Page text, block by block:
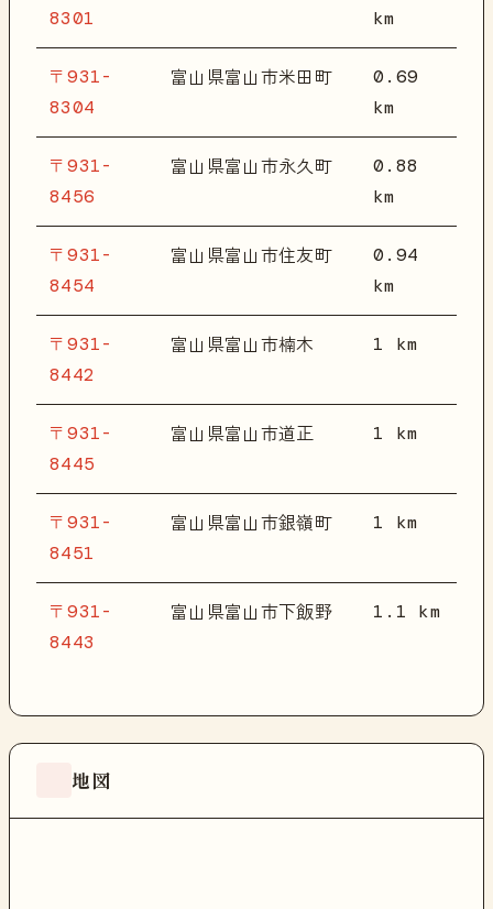
8301 km
〒931-
8304
富山県富山市米田町
0.69
km
〒931-
8456
富山県富山市永久町
0.88
km
〒931-
8454
富山県富山市住友町
0.94
km
〒931-
8442
富山県富山市楠木 1 km
〒931-
8445
富山県富山市道正 1 km
〒931-
8451
富山県富山市銀嶺町 1 km
〒931-
8443
富山県富山市下飯野 1.1 km
地図